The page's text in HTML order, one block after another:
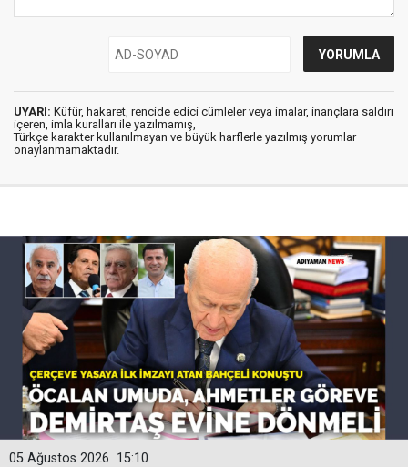
UYARI: Küfür, hakaret, rencide edici cümleler veya imalar, inançlara saldırı
içeren, imla kuralları ile yazılmamış,
Türkçe karakter kullanılmayan ve büyük harflerle yazılmış yorumlar
onaylanmamaktadır.
15:10
05 Ağustos 2026